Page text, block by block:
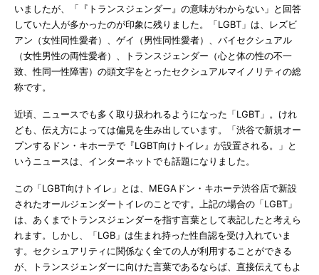
いましたが、「『トランスジェンダー』の意味がわからない」と回答
していた人が多かったのが印象に残りました。「LGBT」は、レズビ
アン（女性同性愛者）、ゲイ（男性同性愛者）、バイセクシュアル
（女性男性の両性愛者）、トランスジェンダー（心と体の性の不一
致、性同一性障害）の頭文字をとったセクシュアルマイノリティの総
称です。
近頃、ニュースでも多く取り扱われるようになった「LGBT」。けれ
ども、伝え方によっては偏見を生み出しています。「渋谷で新規オー
プンするドン・キホーテで『LGBT向けトイレ』が設置される。」と
いうニュースは、インターネットでも話題になりました。
この「LGBT向けトイレ」とは、MEGAドン・キホーテ渋谷店で新設
されたオールジェンダートイレのことです。上記の場合の「LGBT」
は、あくまでトランスジェンダーを指す言葉として表記したと考えら
れます。しかし、「LGB」は生まれ持った性自認を受け入れていま
す。セクシュアリティに関係なく全ての人が利用することができる
が、トランスジェンダーに向けた言葉であるならば、直接伝えてもよ